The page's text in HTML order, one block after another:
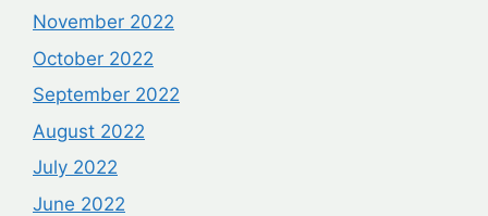
November 2022
October 2022
September 2022
August 2022
July 2022
June 2022